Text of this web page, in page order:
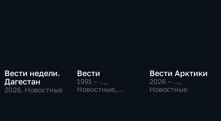
Вести недели.
Дагестан
2026, Новостные
Вести
1991 – …,
Новостные,
Вести Арктики
2026 – …,
Новостные